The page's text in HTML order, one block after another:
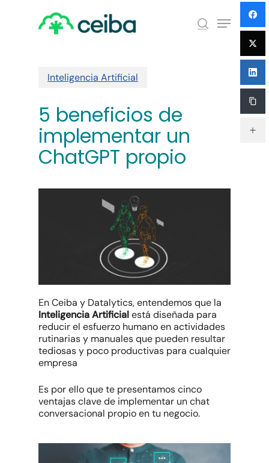
search
Menu
Inteligencia Artificial
5 beneficios de
implementar un
ChatGPT propio
En Ceiba y Datalytics, entendemos que la
Inteligencia Artificialestá diseñada para
reducir el esfuerzo humano en actividades
rutinarias y manuales que pueden resultar
tediosas y poco productivas para cualquier
empresa
Es por ello que te presentamos cinco
ventajas clave de implementar un chat
conversacional propio en tu negocio.
Menu